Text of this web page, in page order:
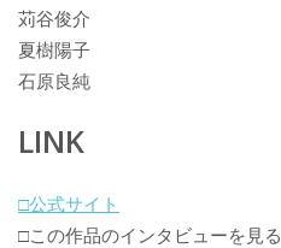
苅谷俊介
夏樹陽子
石原良純
LINK
□公式サイト
□この作品のインタビューを見る